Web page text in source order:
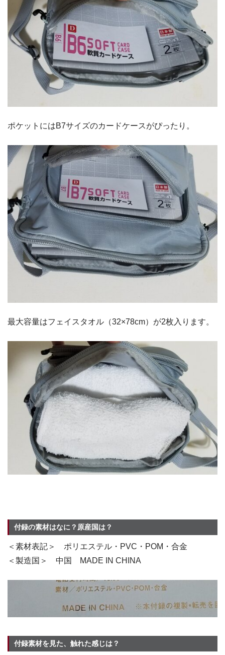
ポケットにはB7サイズのカードケースがぴったり。
最大容量はフェイスタオル（32×78cm）が2枚入ります。
付録の素材はなに？原産国は？
＜素材表記＞ ポリエステル・PVC・POM・合金
＜製造国＞ 中国 MADE IN CHINA
付録素材を見た、触れた感じは？